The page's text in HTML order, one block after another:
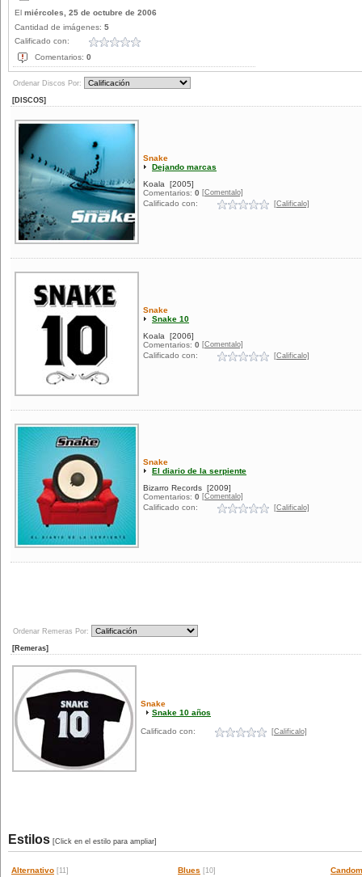
El miércoles, 25 de octubre de 2006
Cantidad de imágenes: 5
Calificado con:
Comentarios: 0
Ordenar Discos Por:
[DISCOS]
Snake
Dejando marcas
Koala
[2005]
Comentarios: 0 [Comentalo]
Calificado con: [Calificalo]
Snake
Snake 10
Koala
[2006]
Comentarios: 0 [Comentalo]
Calificado con: [Calificalo]
Snake
El diario de la serpiente
Bizarro Records [2009]
Comentarios: 0 [Comentalo]
Calificado con: [Calificalo]
Ordenar Remeras Por:
[Remeras]
Snake
Snake 10 años
Calificado con: [Calificalo]
Estilos [Click en el estilo para ampliar]
Alternativo [11] Blues [10]